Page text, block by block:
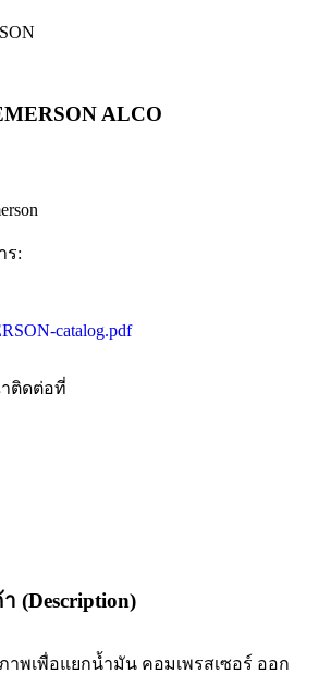
ALCO
ร:
catalog.pdf
ติดต่อที่
(Description)
พเพื่อแยกน้ำมัน คอมเพรสเซอร์ ออก